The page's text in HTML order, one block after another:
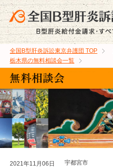
全国B型肝炎訴訟東京弁護団 TOP
栃木県の無料相談会一覧
2021年11月06日 宇都宮市